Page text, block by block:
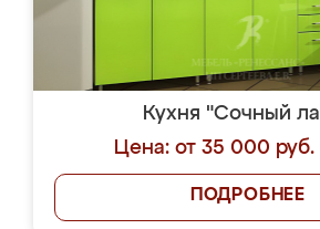
Кухня "Сочный
Цена: от 35 000 руб.
ПОДРОБНЕЕ